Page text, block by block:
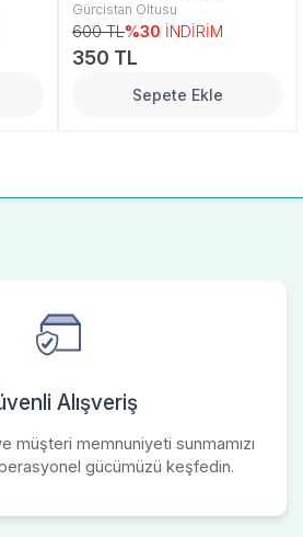
Gürcistan Oltusu
600 TL%30 İNDİRİM
350 TL
Sepete Ekle
Alışveriş
müşteri memnuniyeti sunmamızı
gücümüzü keşfedin.